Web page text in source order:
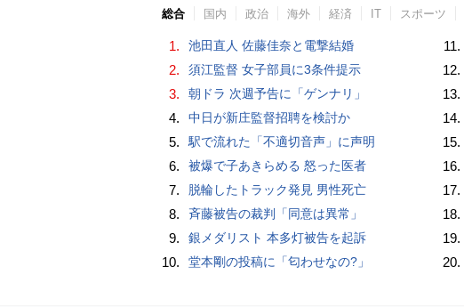
総合 国内 政治 海外 経済 IT スポーツ
1. 池田直人 佐藤佳奈と電撃結婚
2. 須江監督 女子部員に3条件提示
3. 朝ドラ 次週予告に「ゲンナリ」
4. 中日が新庄監督招聘を検討か
5. 駅で流れた「不適切音声」に声明
6. 被爆で子あきらめる 怒った医者
7. 脱輪したトラック発見 男性死亡
8. 斉藤被告の裁判「同意は異常」
9. 銀メダリスト 本多灯被告を起訴
10. 堂本剛の投稿に「匂わせなの?」
11.
12.
13.
14.
15.
16.
17.
18.
19.
20.